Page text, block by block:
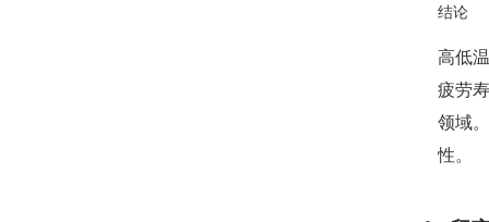
结论
高低
疲劳
领域
性。